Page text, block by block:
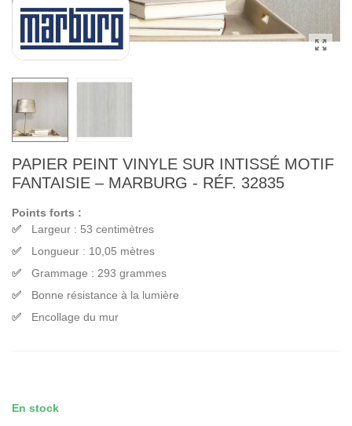
PAPIER PEINT VINYLE SUR INTISSÉ MOTIF
FANTAISIE – MARBURG - RÉF. 32835
Points forts :
Largeur : 53 centimètres
Longueur : 10,05 mètres
Grammage : 293 grammes
Bonne résistance à la lumière
Encollage du mur
En stock